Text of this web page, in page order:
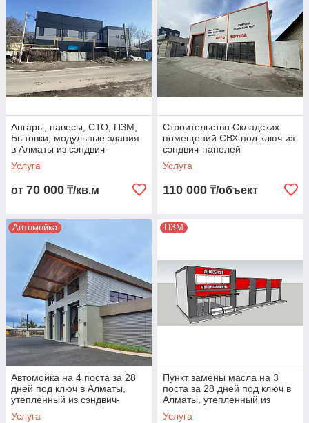
Ангары, навесы, СТО, ПЗМ,
Бытовки, модульные здания
в Алматы из сэндвич-
панелей
Услуга
от 70 000 ₸/кв.м
Строительство Складских
помещений СВХ под ключ из
сэндвич-панелей
Услуга
110 000 ₸/объект
Автомойка
Автомойка на 4 поста за 28
дней под ключ в Алматы,
утепленный из сэндвич-
панелей
Услуга
ПЗМ
Пункт замены масла на 3
поста за 28 дней под ключ в
Алматы, утепленный из
сэндвич-панелей
Услуга